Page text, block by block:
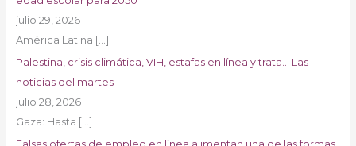
julio 29, 2026
América Latina […]
Palestina, crisis climática, VIH, estafas en línea y trata… Las
noticias del martes
julio 28, 2026
Gaza: Hasta […]